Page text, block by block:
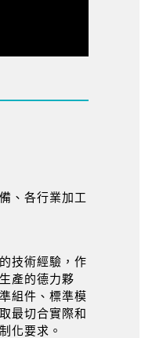
、各行業加工
技術經驗，作
產的德力夥
組件、標準模
最切合實際和
化要求。